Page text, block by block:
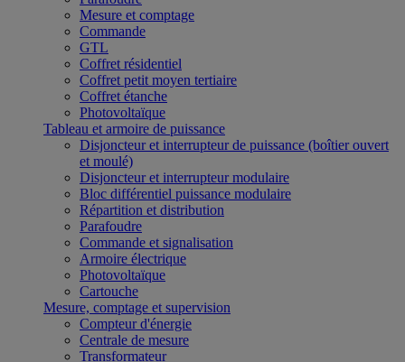
Mesure et comptage
Commande
GTL
Coffret résidentiel
Coffret petit moyen tertiaire
Coffret étanche
Photovoltaïque
Tableau et armoire de puissance
Disjoncteur et interrupteur de puissance (boîtier ouvert
et moulé)
Disjoncteur et interrupteur modulaire
Bloc différentiel puissance modulaire
Répartition et distribution
Parafoudre
Commande et signalisation
Armoire électrique
Photovoltaïque
Cartouche
Mesure, comptage et supervision
Compteur d'énergie
Centrale de mesure
Transformateur